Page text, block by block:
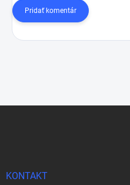
Pridať komentár
KONTAKT